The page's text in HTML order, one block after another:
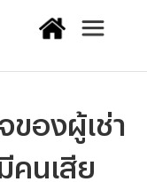
ของผู้เช่า
คนเสีย